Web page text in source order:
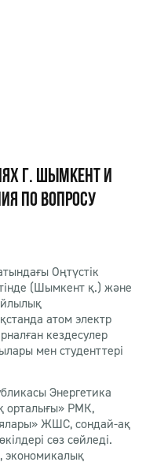
Г. ШЫМКЕНТ И
ПО ВОПРОСУ
Оңтүстік
(Шымкент қ.) және
атом электр
кездесулер
мен студенттері
Энергетика
орталығы» РМК,
ЖШС, сондай-ақ
сөз сөйледі.
экономикалық